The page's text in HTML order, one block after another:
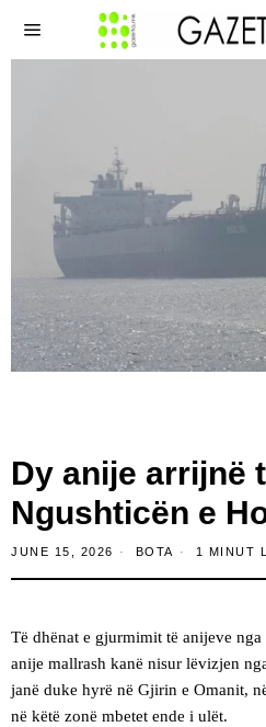
Dy anije arrijnë
Ngushticën e
JUNE 15, 2026 BOTA 1 MINUT
Të dhënat e gjurmimit të anijeve
anije mallrash kanë nisur lëvizjen
janë duke hyrë në Gjirin e Omanit,
në këtë zonë mbetet ende i ulët.